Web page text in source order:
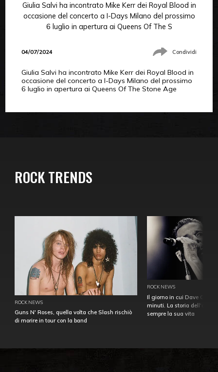
Giulia Salvi ha incontrato Mike Kerr dei Royal Blood in
occasione del concerto a I-Days Milano del prossimo
6 luglio in apertura ai Queens Of The S
04/07/2024 Condividi
Giulia Salvi ha incontrato Mike Kerr dei Royal Blood in
occasione del concerto a I-Days Milano del prossimo
6 luglio in apertura ai Queens Of The Stone Age
ROCK TRENDS
ROCK NEWS
Guns N' Roses, quella volta che Slash rischiò
di morire in tour con la band
ROCK NEWS
Il giorno in cui Dave
minuti. La storia
sempre la sua vita